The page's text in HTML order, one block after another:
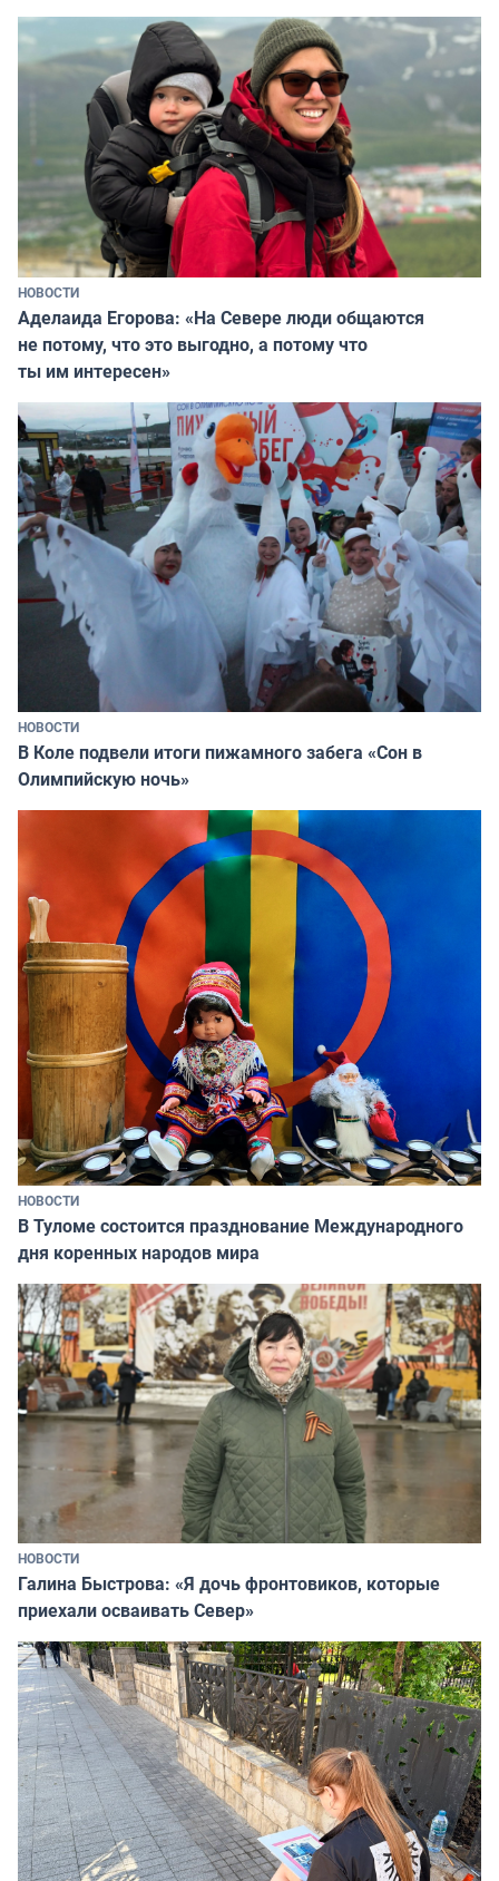
НОВОСТИ
Аделаида Егорова: «На Севере люди общаются
не потому, что это выгодно, а потому что
ты им интересен»
НОВОСТИ
В Коле подвели итоги пижамного забега «Сон в
Олимпийскую ночь»
НОВОСТИ
В Туломе состоится празднование Международного
дня коренных народов мира
НОВОСТИ
Галина Быстрова: «Я дочь фронтовиков, которые
приехали осваивать Север»